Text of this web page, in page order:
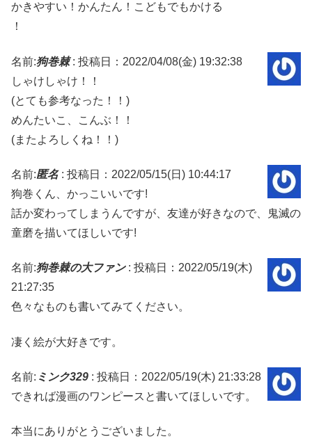
かきやすい！かんたん！こどもでもかける
！
名前:狗巻棘: 投稿日：2022/04/08(金) 19:32:38
しゃけしゃけ！！
(とても参考なった！！)
めんたいこ、こんぶ！！
(またよろしくね！！)
名前:匿名: 投稿日：2022/05/15(日) 10:44:17
狗巻くん、かっこいいです!
話か変わってしまうんですが、友達が好きなので、鬼滅の
童磨を描いてほしいです!
名前:狗巻棘の大ファン: 投稿日：2022/05/19(木)
21:27:35
色々なものも書いてみてください。
凄く絵が大好きです。
名前: ミンク329 : 投稿日：2022/05/19(木) 21:33:28
できれば漫画のワンピースと書いてほしいです。
本当にありがとうございました。